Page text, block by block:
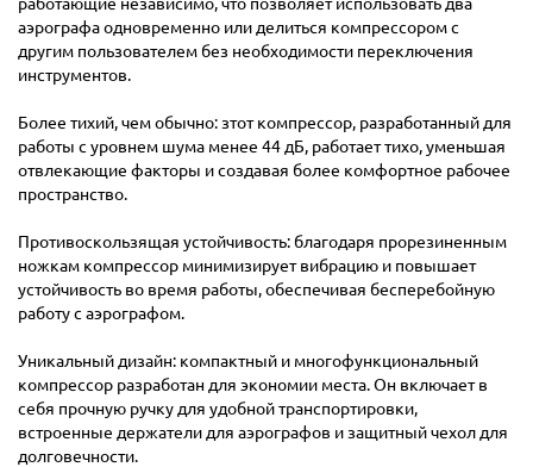
аэрографа одновременно или делиться компрессором с
другим пользователем без необходимости переключения
инструментов.
Более тихий, чем обычно: зтот компрессор, разработанный для
работы с уровнем шума менее 44 дБ, работает тихо, уменьшая
отвлекающие факторы и создавая более комфортное рабочее
пространство.
Противоскользящая устойчивость: благодаря прорезиненным
ножкам компрессор минимизирует вибрацию и повышает
устойчивость во время работы, обеспечивая бесперебойную
работу с аэрографом.
Уникальный дизайн: компактный и многофункциональный
компрессор разработан для экономии места. Он включает в
себя прочную ручку для удобной транспортировки,
встроенные держатели для аэрографов и защитный чехол для
долговечности.